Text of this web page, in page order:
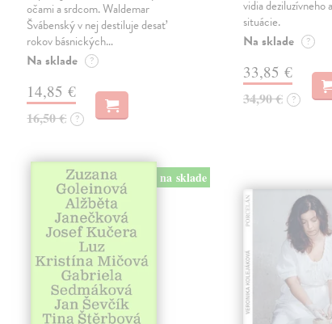
očami a srdcom. Waldemar
Švábenský v nej destiluje desať
rokov básnických…
Na sklade ?
14,85 €
16,50 € ?
vidia deziluzívneho
situácie.
Na sklade ?
33,85 €
34,90 € ?
na sklade